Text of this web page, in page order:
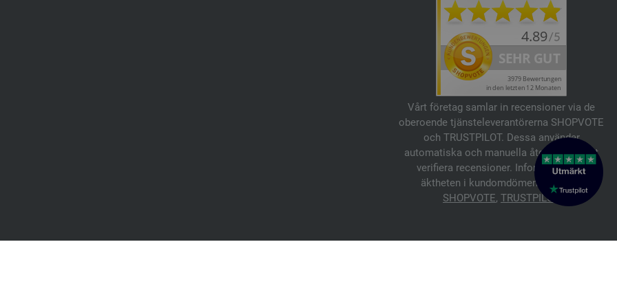
Vårt företag samlar in recensioner via de
oberoende tjänsteleverantörerna SHOPVOTE
och TRUSTPILOT. Dessa använder
automatiska och manuella åtgärder för att
verifiera recensioner. Information om
äktheten i kundomdömen finns här:
SHOPVOTE, TRUSTPILOT